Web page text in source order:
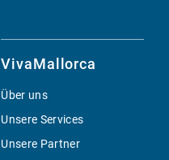
VivaMallorca
Über uns
Unsere Services
Unsere Partner